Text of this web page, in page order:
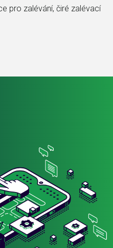
pro zalévání, čiré zalévací